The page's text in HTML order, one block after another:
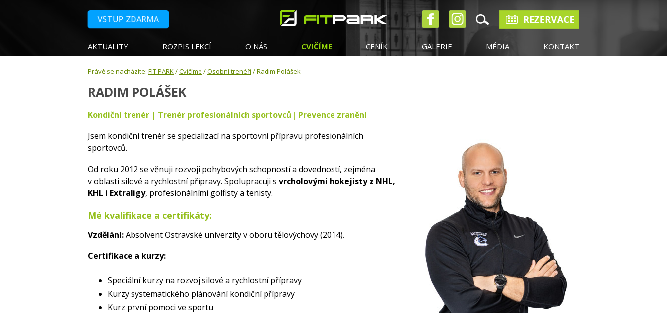
VSTUP ZDARMA
AKTUALITY ROZPIS LEKCÍ O NÁS CVIČÍME CENÍK GALERIE MÉDIA KONTAKT
Právě se nacházíte: FIT PARK/Cvičíme /Osobní trenéři / Radim Polášek
RADIM POLÁŠEK
Kondiční trenér | Trenér profesionálních sportovců| Prevence zranění
Jsem kondiční trenér se specializací na sportovní přípravu profesionálních
sportovců.
Od roku 2012 se věnuji rozvoji pohybových schopností a dovedností, zejména
v oblasti silové a rychlostní přípravy. Spolupracuji s vrcholovými hokejisty z NHL,
KHL i Extraligy, profesionálními golfisty a tenisty.
Mé kvalifikace a certifikáty:
Vzdělání:Absolvent Ostravské univerzity v oboru tělovýchovy (2014).
Certifikace a kurzy:
Speciální kurzy na rozvoj silové a rychlostní přípravy
Kurzy systematického plánování kondiční přípravy
Kurz první pomoci ve sportu